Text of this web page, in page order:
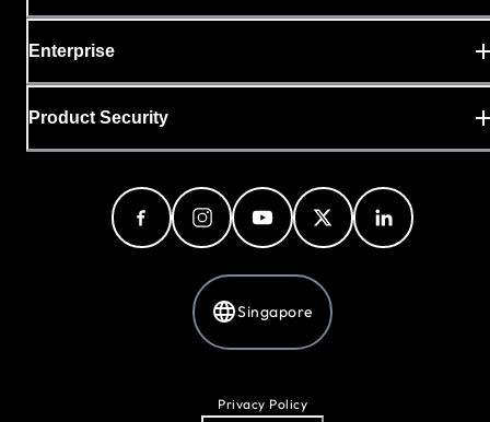
Enterprise
Product Security
Singapore
Privacy Policy